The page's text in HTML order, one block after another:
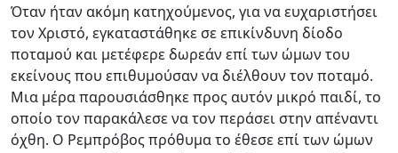
Όταν ήταν ακόμη κατηχούμενος, για να ευχαριστήσει
τον Χριστό, εγκαταστάθηκε σε επικίνδυνη δίοδο
ποταμού και μετέφερε δωρεάν επί των ώμων του
εκείνους που επιθυμούσαν να διέλθουν τον ποταμό.
Μια μέρα παρουσιάσθηκε προς αυτόν μικρό παιδί, το
οποίο τον παρακάλεσε να τον περάσει στην απέναντι
όχθη. Ο Ρεμπρόβος πρόθυμα το έθεσε επί των ώμων